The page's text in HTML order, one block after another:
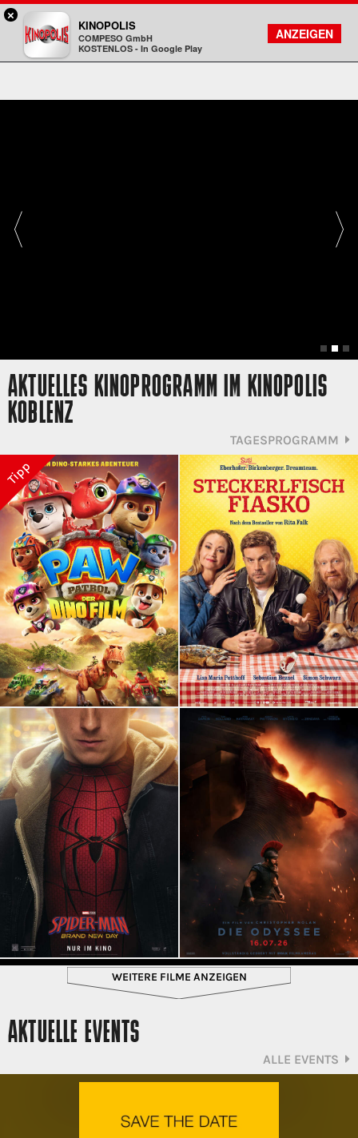
Kinopolis
FILMSUCHE
KONTO
AKTUELLES KINOPROGRAMM IM KINOPOLIS
KOBLENZ
TAGESPROGRAMM
Tipp
WEITERE FILME ANZEIGEN
AKTUELLE EVENTS
ALLE EVENTS
×
KINOPOLIS
COMPESO GmbH
KOSTENLOS - In Google Play
ANZEIGEN